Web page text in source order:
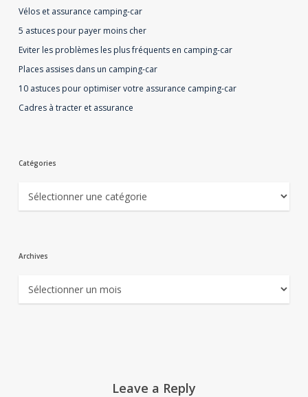
Vélos et assurance camping-car
5 astuces pour payer moins cher
Eviter les problèmes les plus fréquents en camping-car
Places assises dans un camping-car
10 astuces pour optimiser votre assurance camping-car
Cadres à tracter et assurance
Catégories
Catégories
Archives
Archives
Leave a Reply